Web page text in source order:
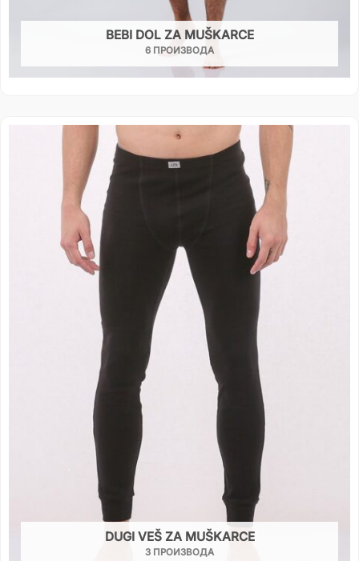
BEBI DOL ZA MUŠKARCE
6 ПРОИЗВОДА
DUGI VEŠ ZA MUŠKARCE
3 ПРОИЗВОДА